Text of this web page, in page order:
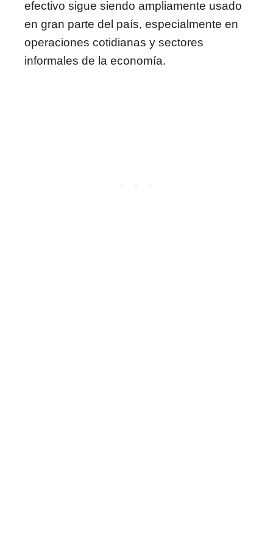
efectivo sigue siendo ampliamente usado
en gran parte del país, especialmente en
operaciones cotidianas y sectores
informales de la economía.